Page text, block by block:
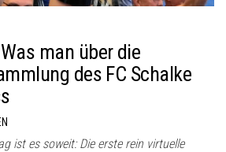
man über die
des FC Schalke
ist es soweit: Die erste rein virtuelle